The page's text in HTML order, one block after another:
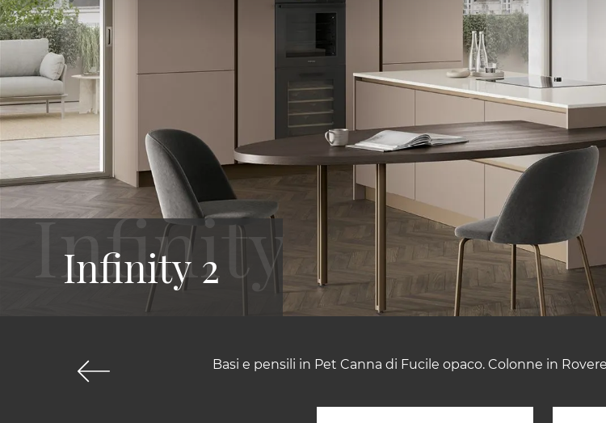
Basi e pensili in Pet Canna di Fucile opaco. Colonne in
Infinity 2